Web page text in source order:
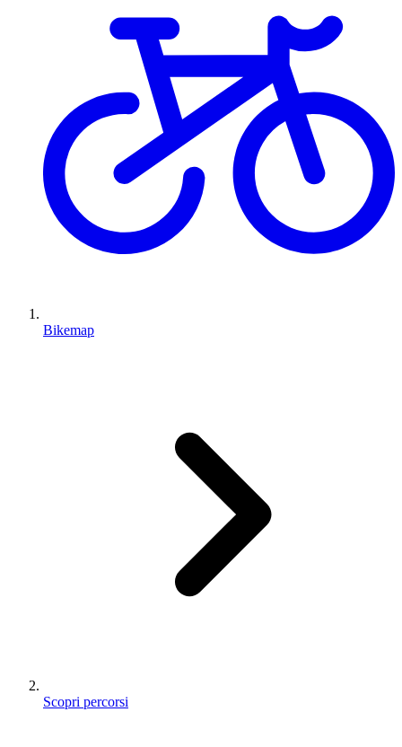
Bikemap
Scopri percorsi